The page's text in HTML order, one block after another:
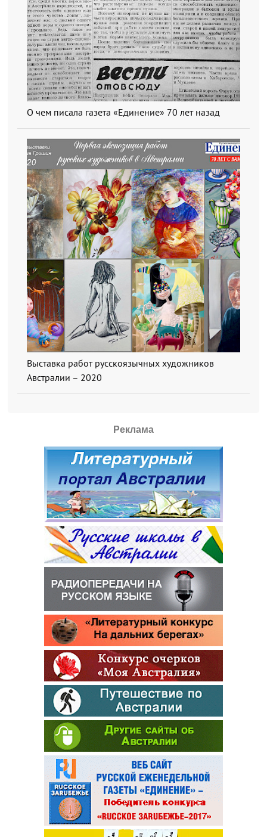
О чем писала газета «Единение» 70 лет назад
Выставка работ русскоязычных художников
Австралии – 2020
Реклама